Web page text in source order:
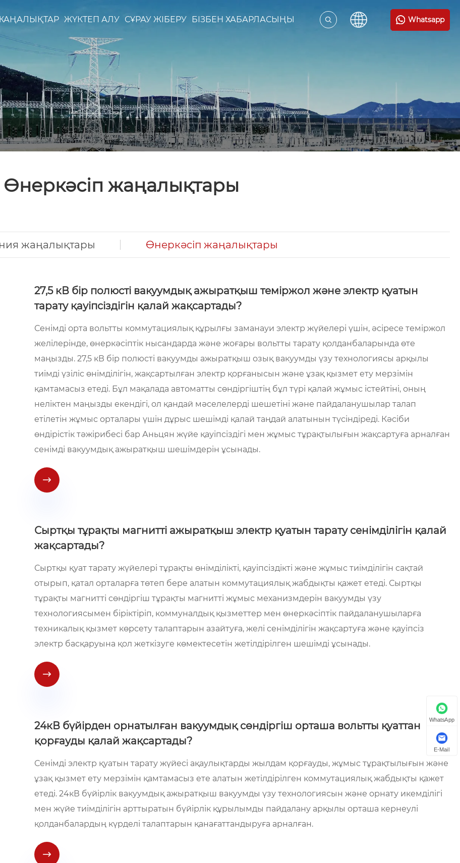
ЖҮКТЕП АЛУ СҰРАУ ЖІБЕРУ БІЗБЕН ХАБАРЛАСЫҢЫ Whatsapp
Өнеркәсіп жаңалықтары
жаңалықтары Өнеркәсіп жаңалықтары
27,5 кВ бір полюсті вакуумдық ажыратқыш теміржол және электр қуатын
тарату қауіпсіздігін қалай жақсартады?
Сенімді орта вольтты коммутациялық құрылғы заманауи электр жүйелері үшін, әсіресе теміржол
желілерінде, өнеркәсіптік нысандарда және жоғары вольтты тарату қолданбаларында өте
маңызды. 27,5 кВ бір полюсті вакуумды ажыратқыш озық вакуумды үзу технологиясы арқылы
тиімді үзіліс өнімділігін, жақсартылған электр қорғанысын және ұзақ қызмет ету мерзімін
қамтамасыз етеді. Бұл мақалада автоматты сөндіргіштің бұл түрі қалай жұмыс істейтіні, оның
неліктен маңызды екендігі, ол қандай мәселелерді шешетіні және пайдаланушылар талап
етілетін жұмыс орталары үшін дұрыс шешімді қалай таңдай алатынын түсіндіреді. Кәсіби
өндірістік тәжірибесі бар Аньцян жүйе қауіпсіздігі мен жұмыс тұрақтылығын жақсартуға арналған
сенімді вакуумдық ажыратқыш шешімдерін ұсынады.

Сыртқы тұрақты магнитті ажыратқыш электр қуатын тарату сенімділігін қалай
жақсартады?
Сыртқы қуат тарату жүйелері тұрақты өнімділікті, қауіпсіздікті және жұмыс тиімділігін сақтай
отырып, қатал орталарға төтеп бере алатын коммутациялық жабдықты қажет етеді. Сыртқы
тұрақты магнитті сөндіргіш тұрақты магнитті жұмыс механизмдерін вакуумды үзу
технологиясымен біріктіріп, коммуналдық қызметтер мен өнеркәсіптік пайдаланушыларға
техникалық қызмет көрсету талаптарын азайтуға, желі сенімділігін жақсартуға және қауіпсіз
электр басқаруына қол жеткізуге көмектесетін жетілдірілген шешімді ұсынады.

24кВ бүйірден орнатылған вакуумдық сөндіргіш орташа вольтты қуаттан
қорғауды қалай жақсартады?
Сенімді электр қуатын тарату жүйесі ақаулықтарды жылдам қорғауды, жұмыс тұрақтылығын және
ұзақ қызмет ету мерзімін қамтамасыз ете алатын жетілдірілген коммутациялық жабдықты қажет
етеді. 24кВ бүйірлік вакуумдық ажыратқыш вакуумды үзу технологиясын және орнату икемділігі
мен жүйе тиімділігін арттыратын бүйірлік құрылымды пайдалану арқылы орташа кернеулі
қолданбалардың күрделі талаптарын қанағаттандыруға арналған.

WhatsApp
E-Mail